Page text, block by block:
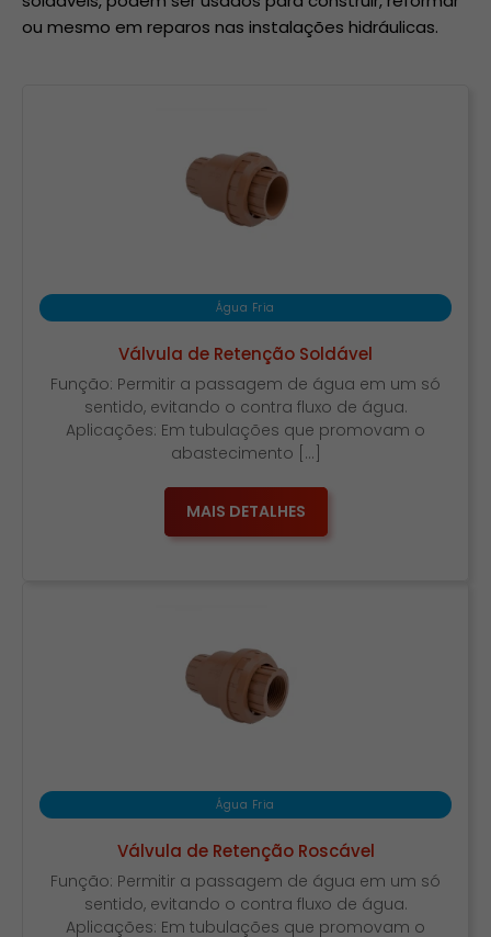
ou mesmo em reparos nas instalações hidráulicas.
Água Fria
Válvula de Retenção Soldável
Função: Permitir a passagem de água em um só
sentido, evitando o contra fluxo de água.
Aplicações: Em tubulações que promovam o
abastecimento […]
MAIS DETALHES
Água Fria
Válvula de Retenção Roscável
Função: Permitir a passagem de água em um só
sentido, evitando o contra fluxo de água.
Aplicações: Em tubulações que promovam o